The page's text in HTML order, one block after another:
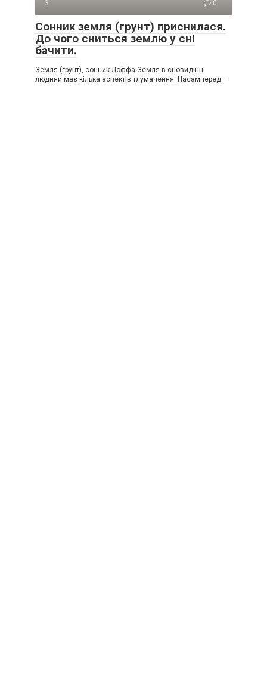
З 0
Сонник земля (грунт) приснилася.
До чого сниться землю у сні
бачити.
Земля (грунт), сонник Лоффа Земля в сновидінні
людини має кілька аспектів тлумачення. Насамперед –